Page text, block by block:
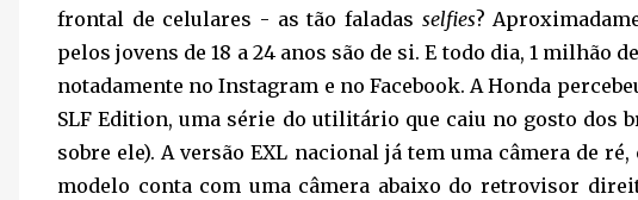
frontal de celulares - as tão faladas selfies?
pelos jovens de 18 a 24 anos são de si. E todo dia, 1 milhão
notadamente no Instagram e no Facebook. A Honda
SLF Edition, uma série do utilitário que caiu no gosto dos
sobre ele). A versão EXL nacional já tem uma câmera de
modelo conta com uma câmera abaixo do retrovisor